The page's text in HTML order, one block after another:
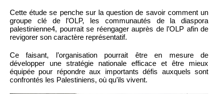
Cette étude se penche sur la question de savoir comment un
groupe clé de l’OLP, les communautés de la diaspora
palestinienne4, pourrait se réengager auprès de l’OLP afin de
revigorer son caractère représentatif.
Ce faisant, l’organisation pourrait être en mesure de
développer une stratégie nationale efficace et être mieux
équipée pour répondre aux importants défis auxquels sont
confrontés les Palestiniens, où qu’ils vivent.